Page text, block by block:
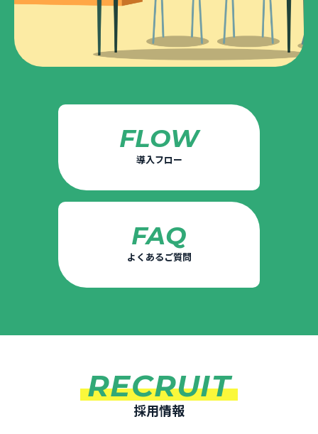
FLOW
導入フロー
FAQ
よくあるご質問
RECRUIT
採用情報